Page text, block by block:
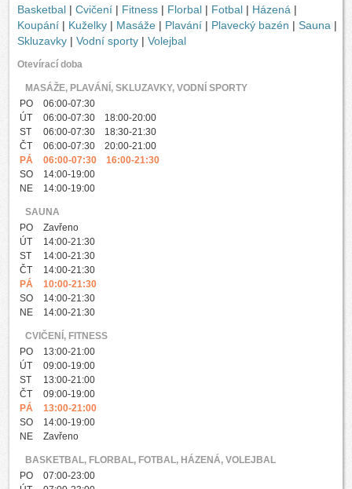
Basketbal | Cvičení | Fitness | Florbal | Fotbal | Házená |
Koupání | Kuželky | Masáže | Plavání | Plavecký bazén | Sauna |
Skluzavky | Vodní sporty | Volejbal
Otevírací doba
MASÁŽE, PLAVÁNÍ, SKLUZAVKY, VODNÍ SPORTY
PO
06:00-07:30
ÚT
06:00-07:30 18:00-20:00
ST
06:00-07:30 18:30-21:30
ČT
06:00-07:30 20:00-21:00
PÁ
06:00-07:30 16:00-21:30
SO
14:00-19:00
NE
14:00-19:00
SAUNA
PO
Zavřeno
ÚT
14:00-21:30
ST
14:00-21:30
ČT
14:00-21:30
PÁ
10:00-21:30
SO
14:00-21:30
NE
14:00-21:30
CVIČENÍ, FITNESS
PO
13:00-21:00
ÚT
09:00-19:00
ST
13:00-21:00
ČT
09:00-19:00
PÁ
13:00-21:00
SO
14:00-19:00
NE
Zavřeno
BASKETBAL, FLORBAL, FOTBAL, HÁZENÁ, VOLEJBAL
PO
07:00-23:00